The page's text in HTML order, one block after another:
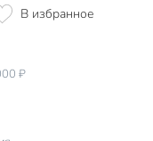
В избранное
₽